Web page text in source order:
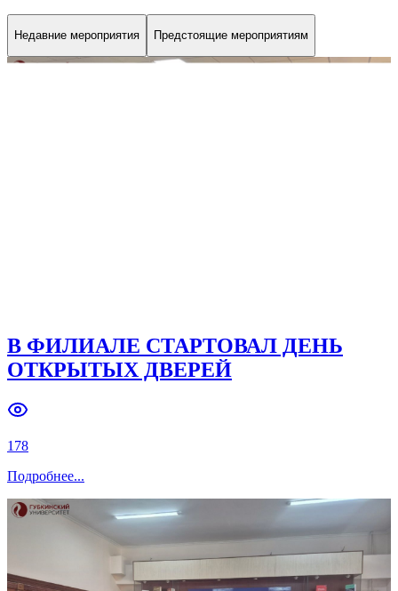
Недавние мероприятия Предстоящие мероприятиям
В ФИЛИАЛЕ СТАРТОВАЛ ДЕНЬ
ОТКРЫТЫХ ДВЕРЕЙ
178
Подробнее...